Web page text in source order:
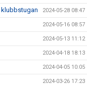
klubbstugan 2024-05-28 08:47
2024-05-16 08:57
2024-05-13 11:12
2024-04-18 18:13
2024-04-05 10:05
2024-03-26 17:23